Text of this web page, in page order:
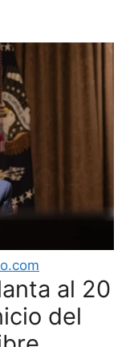
al 20
del